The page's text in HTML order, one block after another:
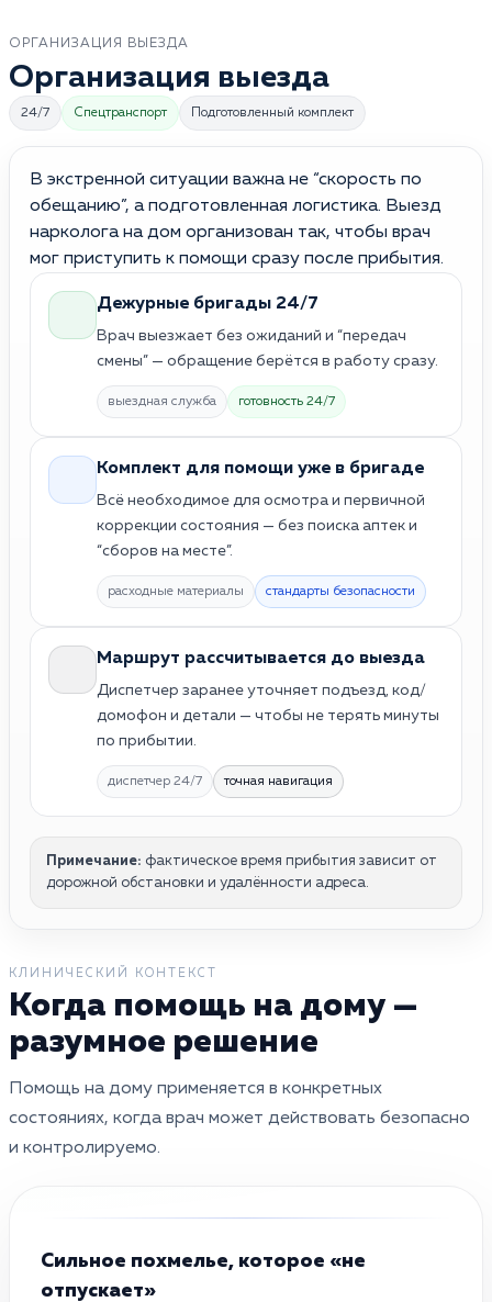
ОРГАНИЗАЦИЯ ВЫЕЗДА
Организация выезда
24/7 Спецтранспорт Подготовленный комплект
В экстренной ситуации важна не “скорость по
обещанию”, а подготовленная логистика. Выезд
нарколога на дом организован так, чтобы врач
мог приступить к помощи сразу после прибытия.
Дежурные бригады 24/7
Врач выезжает без ожиданий и “передач
смены” — обращение берётся в работу сразу.
выездная служба готовность 24/7
Комплект для помощи уже в бригаде
Всё необходимое для осмотра и первичной
коррекции состояния — без поиска аптек и
“сборов на месте”.
расходные материалы стандарты безопасности
Маршрут рассчитывается до выезда
Диспетчер заранее уточняет подъезд, код/
домофон и детали — чтобы не терять минуты
по прибытии.
диспетчер 24/7 точная навигация
Примечание: фактическое время прибытия зависит от
дорожной обстановки и удалённости адреса.
КЛИНИЧЕСКИЙ КОНТЕКСТ
Когда помощь на дому —
разумное решение
Помощь на дому применяется в конкретных
состояниях, когда врач может действовать безопасно
и контролируемо.
Сильное похмелье, которое «не
отпускает»